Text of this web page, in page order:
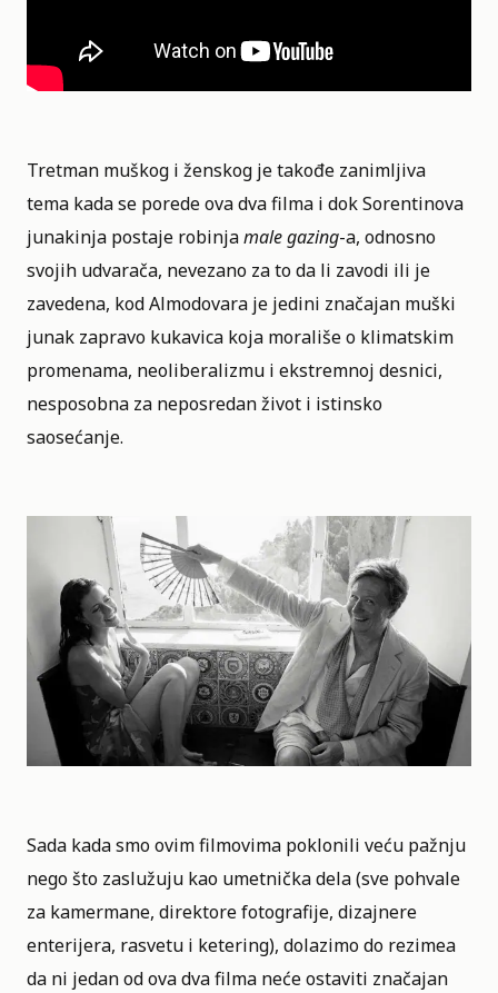
Tretman muškog i ženskog je takođe zanimljiva
tema kada se porede ova dva filma i dok Sorentinova
junakinja postaje robinjamale gazing-a, odnosno
svojih udvarača, nevezano za to da li zavodi ili je
zavedena, kod Almodovara je jedini značajan muški
junak zapravo kukavica koja morališe o klimatskim
promenama, neoliberalizmu i ekstremnoj desnici,
nesposobna za neposredan život i istinsko
saosećanje.
Sada kada smo ovim filmovima poklonili veću pažnju
nego što zaslužuju kao umetnička dela (sve pohvale
za kamermane, direktore fotografije, dizajnere
enterijera, rasvetu i ketering), dolazimo do rezimea
da ni jedan od ova dva filma neće ostaviti značajan